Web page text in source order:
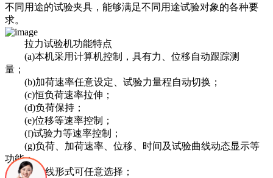
不同用途的试验夹具，能够满足不同用途试验对象的各种要
求。
拉力试验机功能特点
(a)本机采用计算机控制，具有力、位移自动跟踪测
量；
(b)加荷速率任意设定、试验力量程自动切换；
(c)恒负荷速率拉伸；
(d)负荷保持；
(e)位移等速率控制；
(f)试验力等速率控制；
(g)负荷、加荷速率、位移、时间及试验曲线动态显示等
功能；
(h)曲线形式可任意选择；